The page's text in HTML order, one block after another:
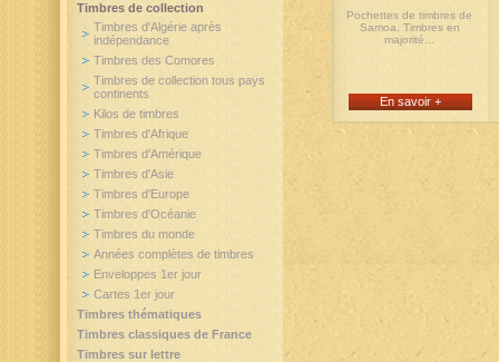
Pochettes de timbres de
Samoa. Timbres en
majorité...
En savoir +
Timbres de collection
Timbres d'Algérie après
indépendance
Timbres des Comores
Timbres de collection tous pays
continents
Kilos de timbres
Timbres d'Afrique
Timbres d'Amérique
Timbres d'Asie
Timbres d'Europe
Timbres d'Océanie
Timbres du monde
Années complètes de timbres
Enveloppes 1er jour
Cartes 1er jour
Timbres thématiques
Timbres classiques de France
Timbres sur lettre